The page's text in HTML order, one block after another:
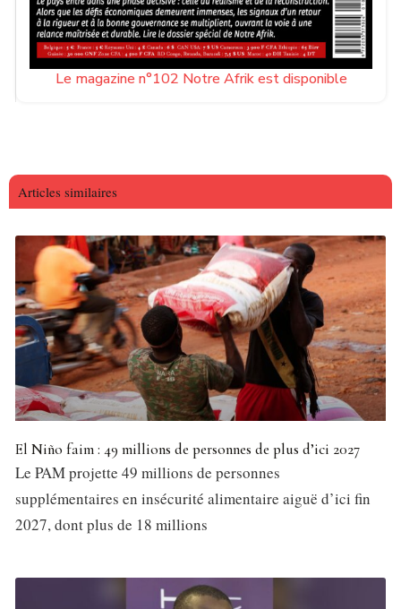
Le magazine n°102 Notre Afrik est disponible
Articles similaires
El Niño faim : 49 millions de personnes de plus d’ici 2027
Le PAM projette 49 millions de personnes
supplémentaires en insécurité alimentaire aiguë d’ici fin
2027, dont plus de 18 millions